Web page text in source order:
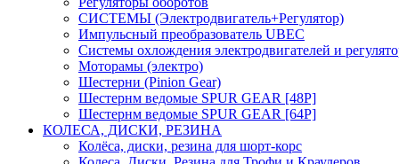
СИСТЕМЫ (Электродвигатель+Регулятор)
Импульсный преобразователь UBEC
Системы охлождения электродвигателей и
Моторамы (электро)
Шестерни (Pinion Gear)
Шестернм ведомые SPUR GEAR [48P]
Шестернм ведомые SPUR GEAR [64P]
КОЛЕСА, ДИСКИ, РЕЗИНА
Колёса, диски, резина для шорт-корс